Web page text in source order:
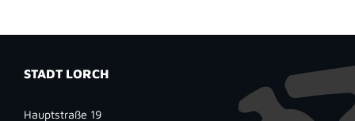
STADT LORCH
Hauptstraße 19